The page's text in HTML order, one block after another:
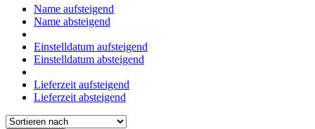
Name aufsteigend
Name absteigend
Einstelldatum aufsteigend
Einstelldatum absteigend
Lieferzeit aufsteigend
Lieferzeit absteigend